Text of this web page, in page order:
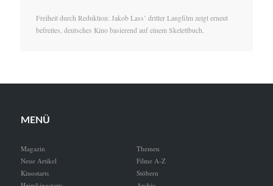
Freiheit durch Reduktion: Jakob Lass’ dritter Langfilm zeigt erneut
befreites, deutsches Kino basierend auf einem Skelettbuch.
MENÜ
Magazin
Neue Artikel
Kinostarts
Themen
Filme A-Z
Stöbern